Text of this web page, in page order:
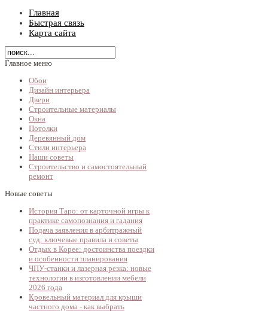
Главная
Быстрая связь
Карта сайта
Главное меню
Обои
Дизайн интерьера
Двери
Строительные материалы
Окна
Потолки
Деревянный дом
Стили интерьера
Наши советы
Строительство и самостоятельный
ремонт
Новые советы
История Таро: от карточной игры к
практике самопознания и гадания
Подача заявления в арбитражный
суд: ключевые правила и советы
Отдых в Корее: достоинства поездки
и особенности планирования
ЧПУ-станки и лазерная резка: новые
технологии в изготовлении мебели
2026 года
Кровельный материал для крыши
частного дома - как выбрать